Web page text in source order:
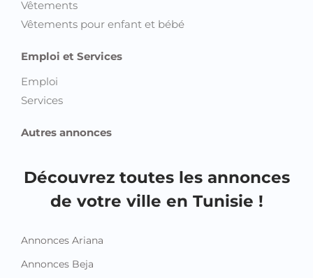
Vêtements
Vêtements pour enfant et bébé
Emploi et Services
Emploi
Services
Autres annonces
Découvrez toutes les annonces
de votre ville en Tunisie !
Annonces Ariana
Annonces Beja